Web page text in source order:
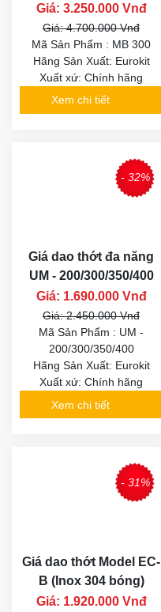
Giá: 3.250.000 Vnđ
Giá: 4.700.000 Vnđ
Mã Sản Phẩm : MB 300
Hãng Sản Xuất: Eurokit
Xuất xứ: Chính hãng
Xem chi tiết
- 32%
Giá dao thớt đa năng
UM - 200/300/350/400
Giá: 1.690.000 Vnđ
Giá: 2.450.000 Vnđ
Mã Sản Phẩm : UM -
200/300/350/400
Hãng Sản Xuất: Eurokit
Xuất xứ: Chính hãng
Xem chi tiết
- 31%
Giá dao thớt Model EC-
B (Inox 304 bóng)
Giá: 1.920.000 Vnđ